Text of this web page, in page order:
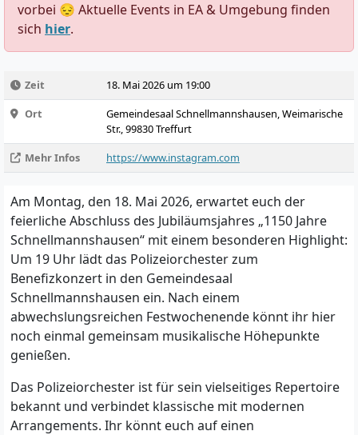
vorbei 😔 Aktuelle Events in EA & Umgebung finden
sich hier.
Zeit
18. Mai 2026 um 19:00
Ort
Gemeindesaal Schnellmannshausen, Weimarische
Str., 99830 Treffurt
Mehr Infos
https://www.instagram.com
Am Montag, den 18. Mai 2026, erwartet euch der
feierliche Abschluss des Jubiläumsjahres „1150 Jahre
Schnellmannshausen“ mit einem besonderen Highlight:
Um 19 Uhr lädt das Polizeiorchester zum
Benefizkonzert in den Gemeindesaal
Schnellmannshausen ein. Nach einem
abwechslungsreichen Festwochenende könnt ihr hier
noch einmal gemeinsam musikalische Höhepunkte
genießen.
Das Polizeiorchester ist für sein vielseitiges Repertoire
bekannt und verbindet klassische mit modernen
Arrangements. Ihr könnt euch auf einen